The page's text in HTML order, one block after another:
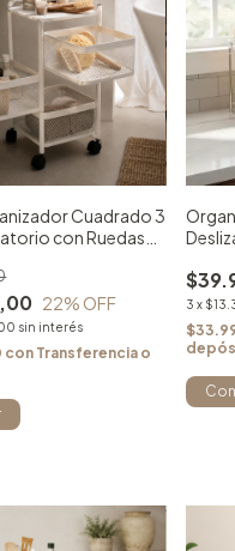
Cuadrado 3
con Ruedas
22% OFF
sin interés
con Transferencia o
3 x